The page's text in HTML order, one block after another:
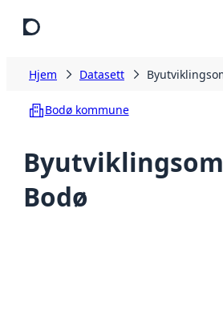
Hjem Datasett
Bodø kommune
Bodø